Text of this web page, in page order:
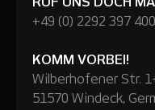
+49 (0) 2292 397 400
KOMM VORBEI!
Wilberhofener Str.
51570 Windeck,